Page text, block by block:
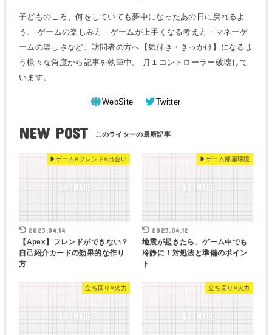
子どものころ、何をしていても夢中になったあの日に戻れるよ
う、 ゲームの楽しみ方・ゲームが上手くなる考え方・マネーゲ
ームの楽しさなど、訪問者の方へ【気付き・きっかけ】になるよ
う様々な角度から記事を執筆中。 月１コントローラー破壊して
います。
WebSite Twitter
NEW POST
▶︎ゲーム×フレンド×出会い
2023.04.14
【Apex】フレンドができない？
自己紹介カードの効果的な作り
方
▶︎ゲーム部屋環境
2023.04.12
地震が起きたら、ゲーム中でも
冷静に！対処法と準備のポイン
ト
立ち回り×火力 立ち回り×火力